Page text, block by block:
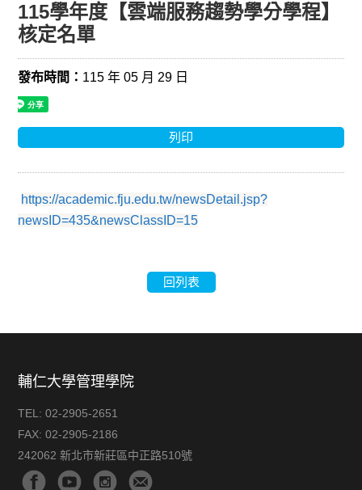
115學年度【雲端服務趨勢學分學程】
核定名單
發布時間： 115 年 05 月 29 日
列印
https://academic.fju.edu.tw/newsDetail.jsp?
newsID=435&newsClassID=15
回列表
輔仁大學管理學院
TEL:02-2905-2651
FAX:02-2905-2186
242062 新北市新莊區中正路510號